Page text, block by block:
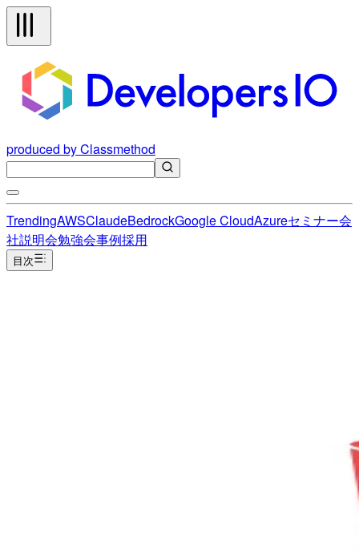
produced by Classmethod
TrendingAWSClaudeBedrockGoogle CloudAzureセミナー会
社説明会勉強会事例採用
目次